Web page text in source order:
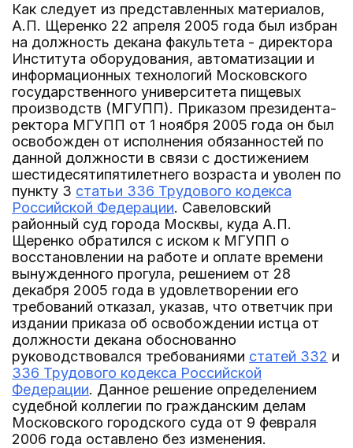
Как следует из представленных материалов,
А.П. Щеренко 22 апреля 2005 года был избран
на должность декана факультета - директора
Института оборудования, автоматизации и
информационных технологий Московского
государственного университета пищевых
производств (МГУПП). Приказом президента-
ректора МГУПП от 1 ноября 2005 года он был
освобожден от исполнения обязанностей по
данной должности в связи с достижением
шестидесятипятилетнего возраста и уволен по
пункту 3 статьи 336 Трудового кодекса
Российской Федерации. Савеловский
районный суд города Москвы, куда А.П.
Щеренко обратился с иском к МГУПП о
восстановлении на работе и оплате времени
вынужденного прогула, решением от 28
декабря 2005 года в удовлетворении его
требований отказал, указав, что ответчик при
издании приказа об освобождении истца от
должности декана обоснованно
руководствовался требованиями статей 332 и
336 Трудового кодекса Российской
Федерации. Данное решение определением
судебной коллегии по гражданским делам
Московского городского суда от 9 февраля
2006 года оставлено без изменения.